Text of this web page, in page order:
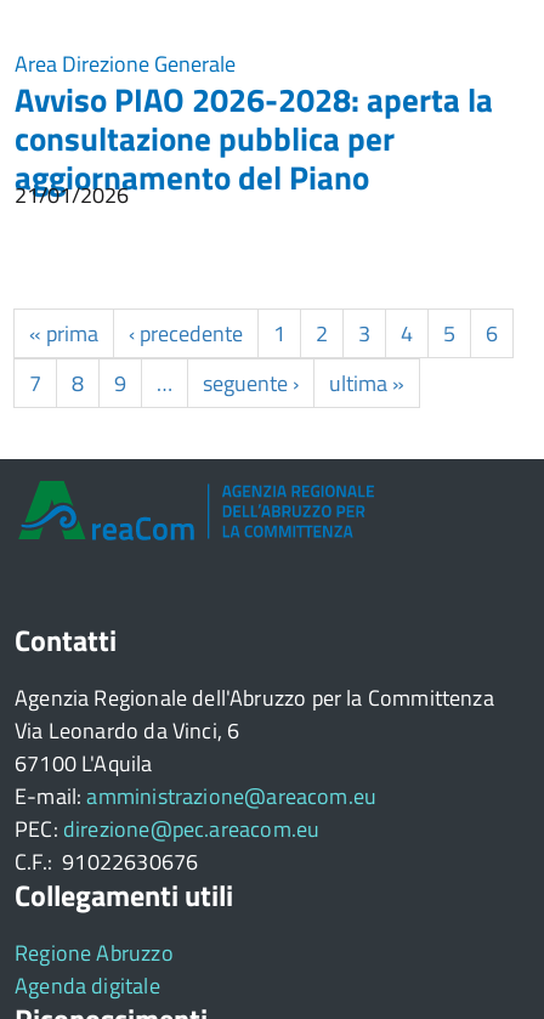
Area Direzione Generale
Avviso PIAO 2026-2028: aperta la
consultazione pubblica per
aggiornamento del Piano
21/01/2026
« prima ‹ precedente 1 2 3 4 5
6
7
8 9 … seguente › ultima »
Contatti
Agenzia Regionale dell'Abruzzo per la Committenza
Via Leonardo da Vinci, 6
67100 L'Aquila
E-mail:amministrazione@areacom.eu
PEC: direzione@pec.areacom.eu
C.F.: 91022630676
Collegamenti utili
Regione Abruzzo
Agenda digitale